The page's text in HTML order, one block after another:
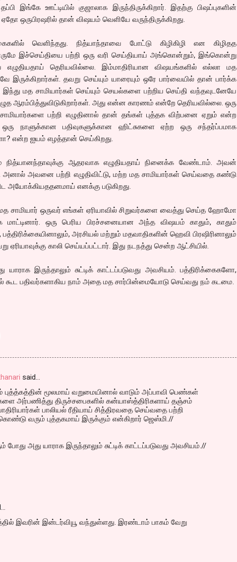
இங்கே ஊட்டியில் குஜாலாக இருந்திருக்கிறார். இதற்கு பிஷப்புகளின்
ஒருபிரஷரில் தான் விஷயம் வெளியே வருந்திருக்கிறது.
வெளிந்தது. நித்யாந்தாவை போட்டு கிழிகிழி என கிழிதத
இச்செய்தியை பற்றி ஒரு வரி செய்தியாய் அங்கொன்றும், இங்கொன்று
எழுதியதாய் தெரியவில்லை. இம்மாதிரியான விஷயங்களில் எல்லா மத
இருக்கிறார்கள். தவறு செய்யும் யாரையும் ஒரே பார்வையில் தான் பார்க்க
மத சாமியார்கள் செய்யும் செயல்களை பற்றிய செய்தி வந்தவுடனேயே
ஆரம்பித்துவிடுகிறார்கள். அது என்ன காரணம் என்றே தெரியவில்லை. ஒரு
பற்றி எழுதினால் தான் தங்கள் புத்தக விற்பனை ஏறும் என்ற
பதிவுகளுக்கான ஹிட்சுகளை ஏற்ற ஒரு சந்தர்ப்பமாக
என்ற ஐயம் எழத்தான் செய்கிறது.
நித்யானந்தாவுக்கு ஆதரவாக எழுதியதாய் நினைக்க வேண்டாம். அவன்
அவனை பற்றி எழுதிவிட்டு, மற்ற மத சாமியார்கள் செய்வதை கண்டு
அயோக்கியததனமாய் எனக்கு படுகிறது.
மத சாமியார் ஒருவர் எங்கள் ஏரியாவில் சிறுவர்களை வைத்து செய்த ஹோமோ
ஒரு பெரிய பிரச்சனையான அந்த விஷயம் காதும், காதும்
அரசியல் மற்றும் மதவாதிகளின் ஹெவி பிரஷிரினாலும்
ஏரியாவுக்கு காலி செய்யப்பட்டார். இது நடநத்து சென்ற ஆட்சியில்.
இருந்தாலும் சுட்டிக் காட்டப்படுவது அவசியம். பத்திரிக்கைகளோ,
பதிவர்களாகிய நாம் அதை மத சார்பின்மையோடு செய்வது நம் கடமை.
said…
புத்த்கத்தின் மூலமாய் வறுமையினால் வாடும் அப்பாவி பெண்கள்
அர்பணித்து திருச்சபைகளில் கன்யாஸ்த்திரிகளாய் தஞ்சம்
பாலியல் ரீதியாய் சித்திரவதை செய்வதை பற்றி
வரும் புத்தகமாய் இருக்கும் என்கிறார் ஜெஸ்மி.//
போது அது யாராக இருந்தாலும் சுட்டிக் காட்டப்படுவது அவசியம்.//
இவரின் இன்டர்வியூ வந்துள்ளது. இரண்டாம் பாகம் வேறு